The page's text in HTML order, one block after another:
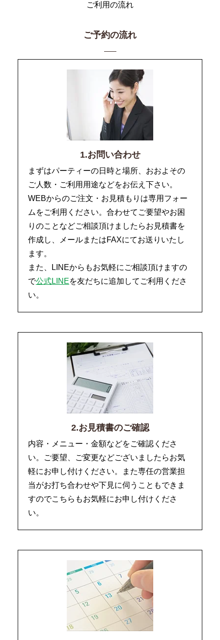
ご利用の流れ
ご予約の流れ
1.お問い合わせ
まずはパーティーの日時と場所、おおよその
ご人数・ご利用用途などをお伝え下さい。
WEBからのご注文・お見積もりは専用フォー
ムをご利用ください。合わせてご要望やお困
りのことなどご相談頂けましたらお見積書を
作成し、メールまたはFAXにてお送りいたし
ます。
また、LINEからもお気軽にご相談頂けますの
で公式LINEを友だちに追加してご利用くださ
い。
2.お見積書のご確認
内容・メニュー・金額などをご確認くださ
い。ご要望、ご変更などございましたらお気
軽にお申し付けください。また専任の営業担
当がお打ち合わせや下見に伺うこともできま
すのでこちらもお気軽にお申し付けくださ
い。